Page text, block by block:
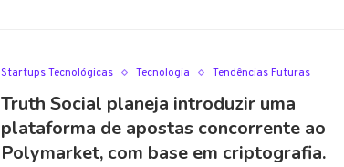
Startups Tecnológicas Tecnologia Tendências Futuras
Truth Social planeja introduzir uma
plataforma de apostas concorrente ao
Polymarket, com base em criptografia.